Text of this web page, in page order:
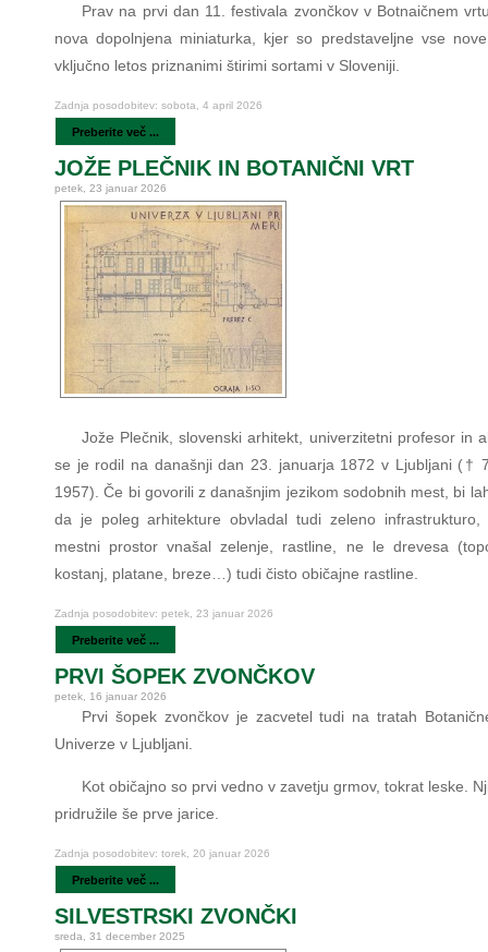
Prav na prvi dan 11. festivala zvončkov v Botnaičnem
nova dopolnjena miniaturka, kjer so predstaveljne vse
vključno letos priznanimi štirimi sortami v Sloveniji.
Zadnja posodobitev: sobota, 4 april 2026
Preberite več ...
JOŽE PLEČNIK IN BOTANIČNI VRT
petek, 23 januar 2026
Jože Plečnik, slovenski arhitekt, univerzitetni profesor in
se je rodil na današnji dan 23. januarja 1872 v Ljubljani (†
1957). Če bi govorili z današnjim jezikom sodobnih mest, bi
da je poleg arhitekture obvladal tudi zeleno
mestni prostor vnašal zelenje, rastline, ne le drevesa
kostanj, platane, breze…) tudi čisto običajne rastline.
Zadnja posodobitev: petek, 23 januar 2026
Preberite več ...
PRVI ŠOPEK ZVONČKOV
petek, 16 januar 2026
Prvi šopek zvončkov je zacvetel tudi na tratah
Univerze v Ljubljani.
Kot običajno so prvi vedno v zavetju grmov, tokrat leske.
pridružile še prve jarice.
Zadnja posodobitev: torek, 20 januar 2026
Preberite več ...
SILVESTRSKI ZVONČKI
sreda, 31 december 2025